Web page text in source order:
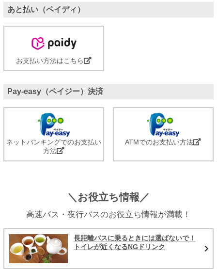
あと払い（ペイディ）
お支払い方法はこちら
Pay-easy（ペイジー）決済
ネットバンキングでのお支払い
方法
ATMでのお支払い方法
＼お役立ち情報／
高速バス・夜行バスのお役立ち情報が満載！
長距離バスに乗るときには選ばないで！
トイレが近くなるNGドリンク